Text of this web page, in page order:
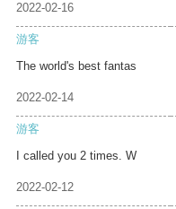
2022-02-16
游客
The world's best fantas
2022-02-14
游客
I called you 2 times. W
2022-02-12